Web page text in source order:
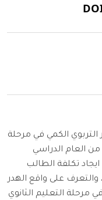
الكمي في مرحلة
من العام الدراسي
من خلال ايجاد تكلفة الطالب
والتعرف على واقع الهدر
التعليم الثانوي